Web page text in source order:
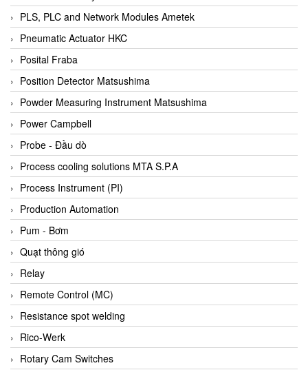
Bestech
BETA
Bifold
Bihl+wiedemann
Bihl+wiedemann
Bilz
Binder Connector
Biotech
BirdX Vietnam
BK Vibro
Black Box
BlackBox Vietnam
BLAGDON PUMP
Bloom Engineering
Boneng
Bopp & Reuther Messtechnik
Bosch
PLS, PLC and Network Modules Ametek
Pneumatic Actuator HKC
Posital Fraba
Position Detector Matsushima
Powder Measuring Instrument Matsushima
Power Campbell
Probe - Đầu dò
Process cooling solutions MTA S.P.A
Process Instrument (PI)
Production Automation
Pum - Bơm
Quạt thông gió
Relay
Remote Control (MC)
Resistance spot welding
Rico-Werk
Rotary Cam Switches